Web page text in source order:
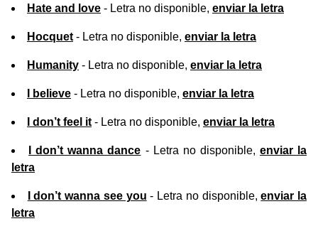
Hate and love - Letra no disponible, enviar la letra
Hocquet - Letra no disponible, enviar la letra
Humanity - Letra no disponible, enviar la letra
I believe - Letra no disponible, enviar la letra
I don’t feel it - Letra no disponible, enviar la letra
I don’t wanna dance - Letra no disponible, enviar la
letra
I don’t wanna see you - Letra no disponible,enviar la
letra